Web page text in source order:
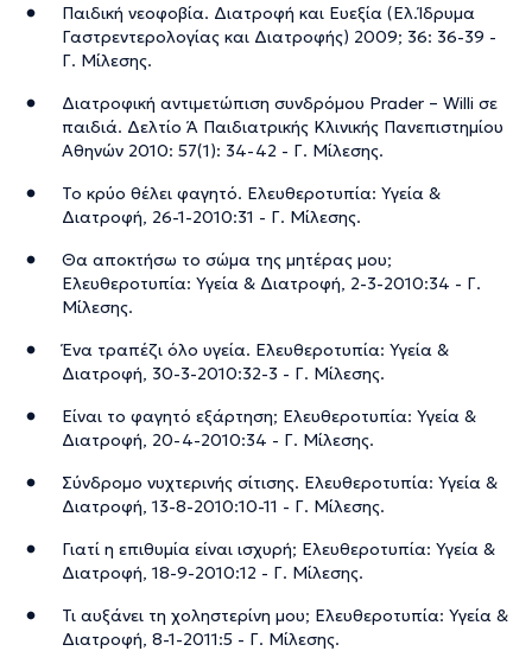
Παιδική νεοφοβία. Διατροφή και Ευεξία (Ελ.Ίδρυμα
Γαστρεντερολογίας και Διατροφής) 2009; 36: 36-39 -
Γ. Μίλεσης.
Διατροφική αντιμετώπιση συνδρόμου Prader – Willi σε
παιδιά. Δελτίο Ά Παιδιατρικής Κλινικής Πανεπιστημίου
Αθηνών 2010: 57(1): 34-42 - Γ. Μίλεσης.
Το κρύο θέλει φαγητό. Ελευθεροτυπία: Υγεία &
Διατροφή, 26-1-2010:31 - Γ. Μίλεσης.
Θα αποκτήσω το σώμα της μητέρας μου;
Ελευθεροτυπία: Υγεία & Διατροφή, 2-3-2010:34 - Γ.
Μίλεσης.
Ένα τραπέζι όλο υγεία. Ελευθεροτυπία: Υγεία &
Διατροφή, 30-3-2010:32-3 - Γ. Μίλεσης.
Είναι το φαγητό εξάρτηση; Ελευθεροτυπία: Υγεία &
Διατροφή, 20-4-2010:34 - Γ. Μίλεσης.
Σύνδρομο νυχτερινής σίτισης. Ελευθεροτυπία: Υγεία &
Διατροφή, 13-8-2010:10-11 - Γ. Μίλεσης.
Γιατί η επιθυμία είναι ισχυρή; Ελευθεροτυπία: Υγεία &
Διατροφή, 18-9-2010:12 - Γ. Μίλεσης.
Τι αυξάνει τη χοληστερίνη μου; Ελευθεροτυπία: Υγεία &
Διατροφή, 8-1-2011:5 - Γ. Μίλεσης.